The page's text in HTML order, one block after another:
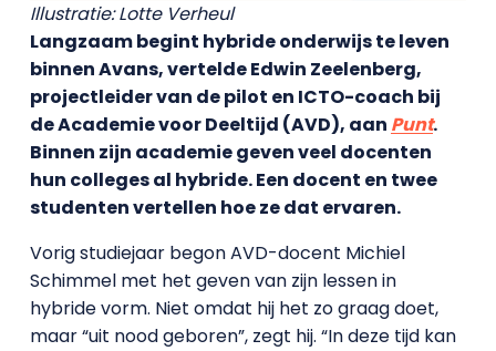
Illustratie: Lotte Verheul
Langzaam begint hybride onderwijs te leven
binnen Avans, vertelde Edwin Zeelenberg,
projectleider van de pilot en ICTO-coach bij
de Academie voor Deeltijd (AVD), aan Punt.
Binnen zijn academie geven veel docenten
hun colleges al hybride. Een docent en twee
studenten vertellen hoe ze dat ervaren.
Vorig studiejaar begon AVD-docent Michiel
Schimmel met het geven van zijn lessen in
hybride vorm. Niet omdat hij het zo graag doet,
maar “uit nood geboren”, zegt hij. “In deze tijd kan